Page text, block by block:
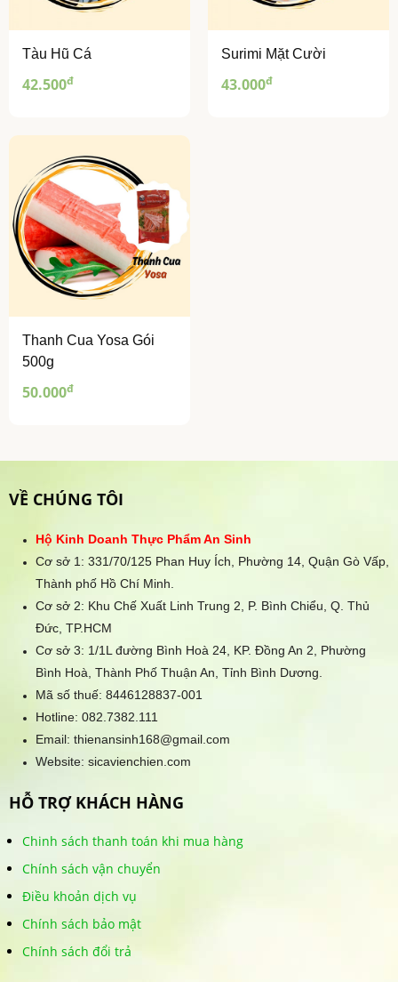
Tàu Hũ Cá
42.500đ
Surimi Mặt Cười
43.000đ
Thanh Cua Yosa Gói
500g
50.000đ
VỀ CHÚNG TÔI
Hộ Kinh Doanh Thực Phẩm An Sinh
Cơ sở 1: 331/70/125 Phan Huy Ích, Phường 14, Quận Gò Vấp,
Thành phố Hồ Chí Minh.
Cơ sở 2: Khu Chế Xuất Linh Trung 2, P. Bình Chiểu, Q. Thủ
Đức, TP.HCM
Cơ sở 3: 1/1L đường Bình Hoà 24, KP. Đồng An 2, Phường
Bình Hoà, Thành Phố Thuận An, Tỉnh Bình Dương.
Mã số thuế: 8446128837-001
Hotline: 082.7382.111
Email: thienansinh168@gmail.com
Website: sicavienchien.com
HỖ TRỢ KHÁCH HÀNG
Chinh sách thanh toán khi mua hàng
Chính sách vận chuyển
Điều khoản dịch vụ
Chính sách bảo mật
Chính sách đổi trả